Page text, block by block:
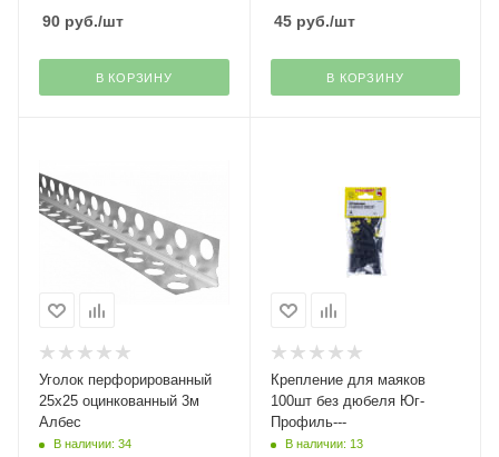
90 руб./шт
В КОРЗИНУ
45руб./шт
В КОРЗИНУ
Уголок перфорированный
25х25 оцинкованный 3м
Албес
В наличии: 34
Крепление для маяков
100шт без дюбеля Юг-
Профиль---
В наличии: 13